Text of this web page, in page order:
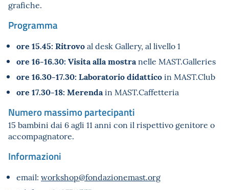
grafiche.
Programma
ore 15.45: Ritrovoal desk Gallery, al livello 1
ore 16-16.30: Visita alla mostranelle MAST.Galleries
ore 16.30-17.30: Laboratorio didatticoin MAST.Club
ore 17.30-18: Merendain MAST.Caffetteria
Numero massimo partecipanti
15 bambini dai 6 agli 11 anni con il rispettivo genitore o
accompagnatore.
Informazioni
email: workshop@fondazionemast.org